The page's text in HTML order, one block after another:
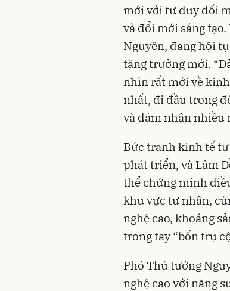
mới với tư duy đổi
và đổi mới sáng
Nguyên, đang hội
tăng trưởng mới.
nhìn rất mới về
nhất, đi đầu trong
và đảm nhận nhiều
Bức tranh kinh tế
phát triển, và Lâm
thể chứng minh
khu vực tư nhân,
nghệ cao, khoáng
trong tay “bốn trụ
Phó Thủ tướng
nghệ cao với năng